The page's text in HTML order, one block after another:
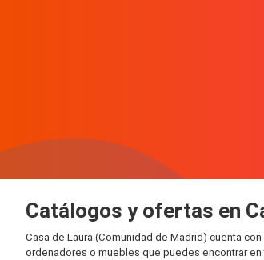
Catálogos y ofertas en
Casa de Laura (Comunidad de Madrid) cuenta
ordenadores o muebles que puedes encontrar